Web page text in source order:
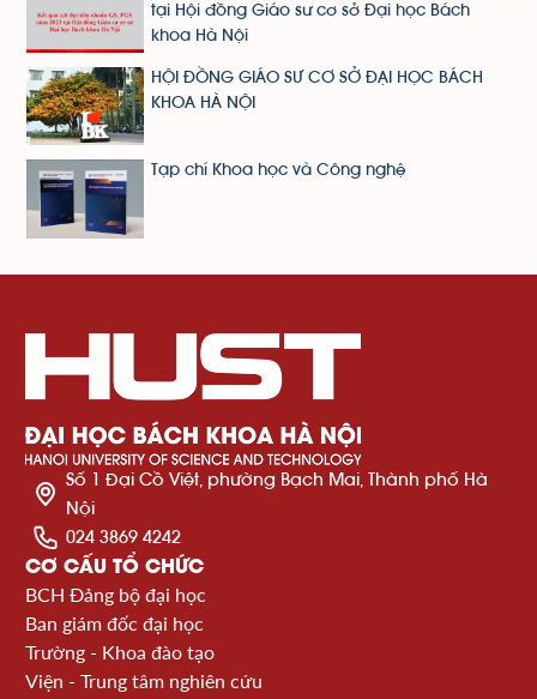
tại Hội đồng Giáo sư cơ sở Đại học Bách
khoa Hà Nội
HỘI ĐỒNG GIÁO SƯ CƠ SỞ ĐẠI HỌC BÁCH
KHOA HÀ NỘI
Tạp chí Khoa học và Công nghệ
Số 1 Đại Cồ Việt, phường Bạch Mai, Thành phố Hà
Nội
024 3869 4242
CƠ CẤU TỔ CHỨC
BCH Đảng bộ đại học
Ban giám đốc đại học
Trường - Khoa đào tạo
Viện - Trung tâm nghiên cứu